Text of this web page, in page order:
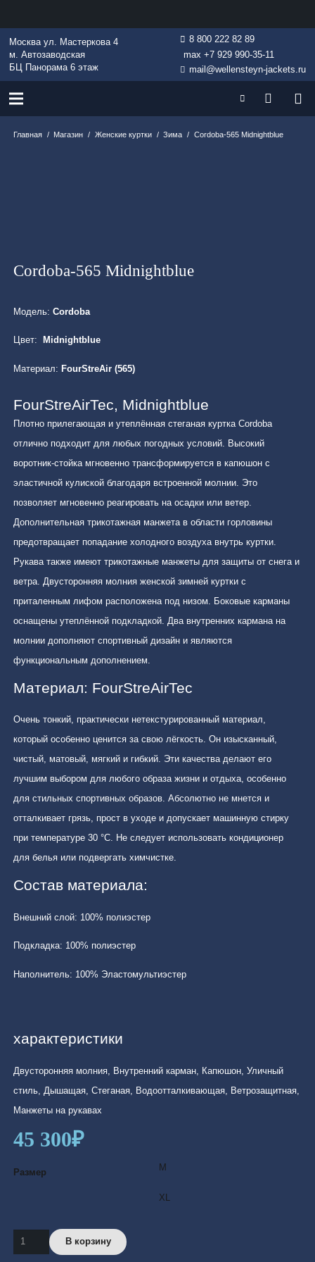
Москва ул. Мастеркова 4
м. Автозаводская
БЦ Панорама 6 этаж
8 800 222 82 89
max +7 929 990-35-11
mail@wellensteyn-jackets.ru
Главная / Магазин / Женские куртки / Зима / Cordoba-565 Midnightblue
Cordoba-565 Midnightblue
Модель: Cordoba
Цвет: Midnightblue
Материал: FourStreAir (565)
FourStreAirTec, Midnightblue
Плотно прилегающая и утеплённая стеганая куртка Cordoba
отлично подходит для любых погодных условий. Высокий
воротник-стойка мгновенно трансформируется в капюшон с
эластичной кулиской благодаря встроенной молнии. Это
позволяет мгновенно реагировать на осадки или ветер.
Дополнительная трикотажная манжета в области горловины
предотвращает попадание холодного воздуха внутрь куртки.
Рукава также имеют трикотажные манжеты для защиты от снега и
ветра. Двусторонняя молния женской зимней куртки с
приталенным лифом расположена под низом. Боковые карманы
оснащены утеплённой подкладкой. Два внутренних кармана на
молнии дополняют спортивный дизайн и являются
функциональным дополнением.
Материал: FourStreAirTec
Очень тонкий, практически нетекстурированный материал,
который особенно ценится за свою лёгкость. Он изысканный,
чистый, матовый, мягкий и гибкий. Эти качества делают его
лучшим выбором для любого образа жизни и отдыха, особенно
для стильных спортивных образов. Абсолютно не мнется и
отталкивает грязь, прост в уходе и допускает машинную стирку
при температуре 30 °C. Не следует использовать кондиционер
для белья или подвергать химчистке.
Состав материала:
Внешний слой: 100% полиэстер
Подкладка: 100% полиэстер
Наполнитель: 100% Эластомультиэстер
характеристики
Двусторонняя молния, Внутренний карман, Капюшон, Уличный
стиль, Дышащая, Стеганая, Водоотталкивающая, Ветрозащитная,
Манжеты на рукавах
45 300₽
Размер M
XL
Количество
В корзину